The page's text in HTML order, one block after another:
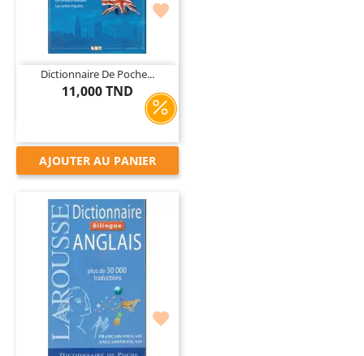

Dictionnaire De Poche...
11,000 TND
AJOUTER AU PANIER
